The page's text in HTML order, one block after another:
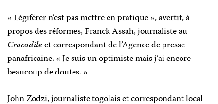
« Légiférer n’est pas mettre en pratique », avertit, à
propos des réformes, Franck Assah, journaliste au
Crocodileet correspondant de l’Agence de presse
panafricaine. « Je suis un optimiste mais j’ai encore
beaucoup de doutes. »
John Zodzi, journaliste togolais et correspondant local